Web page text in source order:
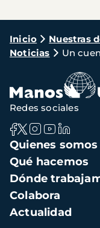
Ruta
de
navegación
Inicio Nuestras
Noticias
Un
Navegación
principal
Quienes somos
Qué hacemos
Dónde
Colabora
Actualidad
Redes sociales